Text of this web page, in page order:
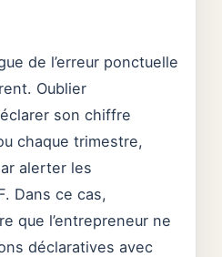
de l’erreur ponctuelle
Oublier
son chiffre
chaque trimestre,
alerter les
Dans ce cas,
que l’entrepreneur ne
déclaratives avec